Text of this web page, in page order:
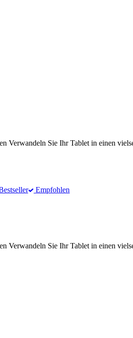
Verwandeln Sie Ihr Tablet in einen
Empfohlen
Verwandeln Sie Ihr Tablet in einen